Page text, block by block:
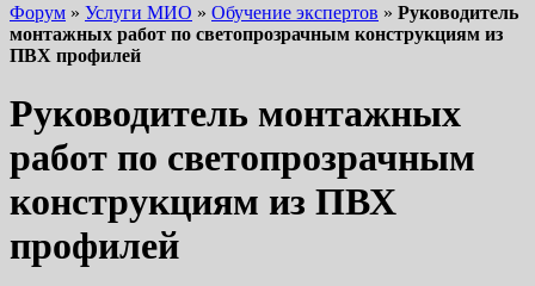
Форум » Услуги МИО » Обучение экспертов » Руководитель
монтажных работ по светопрозрачным конструкциям из
ПВХ профилей
Руководитель монтажных
работ по светопрозрачным
конструкциям из ПВХ
профилей